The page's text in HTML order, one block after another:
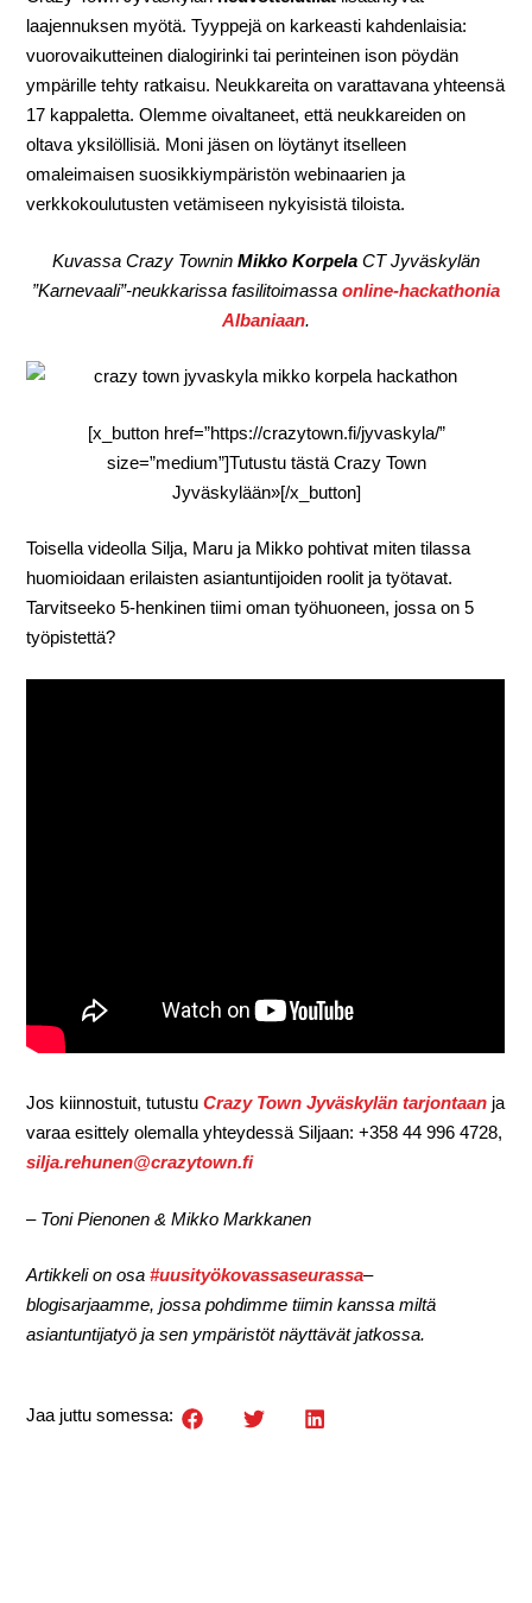
laajennuksen myötä. Tyyppejä on karkeasti kahdenlaisia:
vuorovaikutteinen dialogirinki tai perinteinen ison pöydän
ympärille tehty ratkaisu. Neukkareita on varattavana yhteensä
17 kappaletta. Olemme oivaltaneet, että neukkareiden on
oltava yksilöllisiä. Moni jäsen on löytänyt itselleen
omaleimaisen suosikkiympäristön webinaarien ja
verkkokoulutusten vetämiseen nykyisistä tiloista.
Kuvassa Crazy Townin Mikko Korpela CT Jyväskylän
”Karnevaali”-neukkarissa fasilitoimassa online-hackathonia
Albaniaan.
[x_button href=”https://crazytown.fi/jyvaskyla/”
size=”medium”]Tutustu tästä Crazy Town
Jyväskylään»[/x_button]
Toisella videolla Silja, Maru ja Mikko pohtivat miten tilassa
huomioidaan erilaisten asiantuntijoiden roolit ja työtavat.
Tarvitseeko 5-henkinen tiimi oman työhuoneen, jossa on 5
työpistettä?
Jos kiinnostuit, tutustuCrazy Town Jyväskylän tarjontaan ja
varaa esittely olemalla yhteydessä Siljaan: +358 44 996 4728,
silja.rehunen@crazytown.fi
– Toni Pienonen & Mikko Markkanen
Artikkeli on osa#uusityökovassaseurassa–
blogisarjaamme, jossa pohdimme tiimin kanssa miltä
asiantuntijatyö ja sen ympäristöt näyttävät jatkossa.
Jaa juttu somessa: